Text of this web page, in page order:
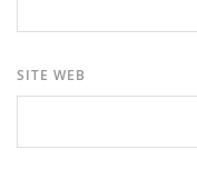
SITE WEB